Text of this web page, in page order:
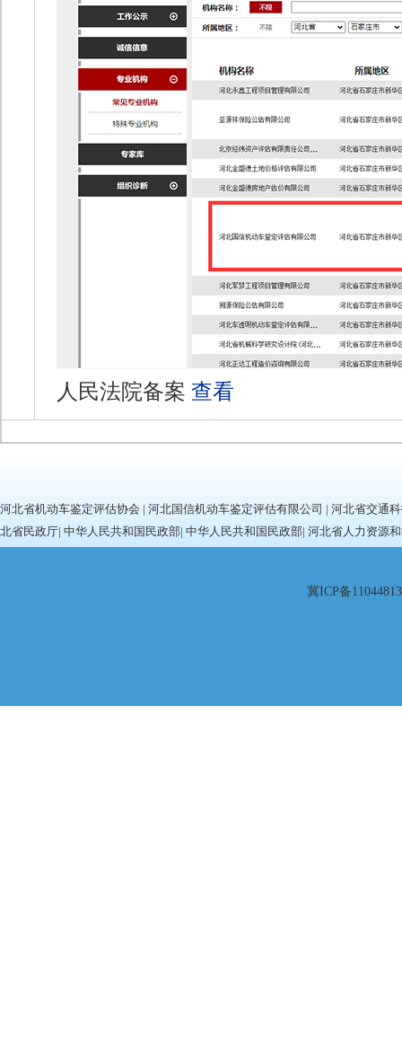
人民法院备案 查看
河北省机动车鉴定评估协会 | 河北国信机动车鉴定评估有限公司 | 河北省交通
北省民政厅| 中华人民共和国民政部| 中华人民共和国民政部| 河北省人力资源
冀ICP备